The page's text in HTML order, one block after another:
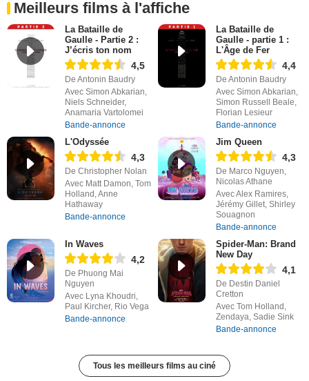
Meilleurs films à l'affiche
La Bataille de
Gaulle - Partie 2 :
J’écris ton nom
4,5
De Antonin Baudry
Avec Simon Abkarian,
Niels Schneider,
Anamaria Vartolomei
Bande-annonce
La Bataille de
Gaulle - partie 1 :
L'Âge de Fer
4,4
De Antonin Baudry
Avec Simon Abkarian,
Simon Russell Beale,
Florian Lesieur
Bande-annonce
L'Odyssée
4,3
De Christopher Nolan
Avec Matt Damon, Tom
Holland, Anne
Hathaway
Bande-annonce
Jim Queen
4,3
De Marco Nguyen,
Nicolas Athane
Avec Alex Ramires,
Jérémy Gillet, Shirley
Souagnon
Bande-annonce
In Waves
4,2
De Phuong Mai
Nguyen
Avec Lyna Khoudri,
Paul Kircher, Rio Vega
Bande-annonce
Spider-Man: Brand
New Day
4,1
De Destin Daniel
Cretton
Avec Tom Holland,
Zendaya, Sadie Sink
Bande-annonce
Tous les meilleurs films au ciné